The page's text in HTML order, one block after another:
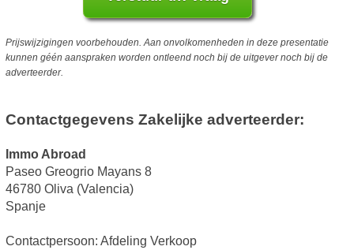
Prijswijzigingen voorbehouden. Aan onvolkomenheden in deze presentatie
kunnen géén aanspraken worden ontleend noch bij de uitgever noch bij de
adverteerder.
Contactgegevens Zakelijke adverteerder:
Immo Abroad
Paseo Greogrio Mayans 8
46780 Oliva (Valencia)
Spanje
Contactpersoon: Afdeling Verkoop